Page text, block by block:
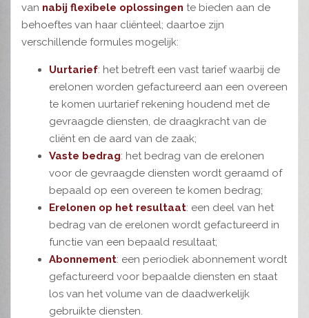
van nabij flexibele oplossingen te bieden aan de
behoeftes van haar cliënteel; daartoe zijn
verschillende formules mogelijk:
Uurtarief: het betreft een vast tarief waarbij de
erelonen worden gefactureerd aan een overeen
te komen uurtarief rekening houdend met de
gevraagde diensten, de draagkracht van de
cliënt en de aard van de zaak;
Vaste bedrag: het bedrag van de erelonen
voor de gevraagde diensten wordt geraamd of
bepaald op een overeen te komen bedrag;
Erelonen op het resultaat: een deel van het
bedrag van de erelonen wordt gefactureerd in
functie van een bepaald resultaat;
Abonnement: een periodiek abonnement wordt
gefactureerd voor bepaalde diensten en staat
los van het volume van de daadwerkelijk
gebruikte diensten.